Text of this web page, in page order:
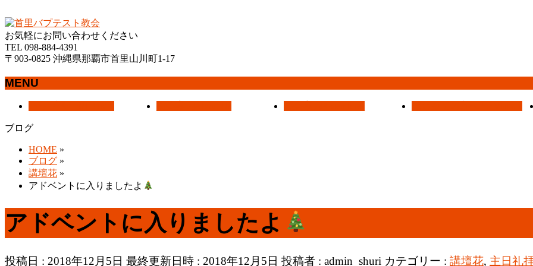
お気軽にお問い合わせください
TEL 098-884-4391
〒903-0825 沖縄県那覇市首里山川町1-17
MENU
ュ
ブログ
HOME »
ブログ »
講壇花 »
アドベントに入りましたよ
アドベントに入りましたよ
投稿日 : 2018年12月5日 最終更新日時 : 2018年12月5日 投稿者 : admin_shuri カテゴリー : 講壇花, 主日礼